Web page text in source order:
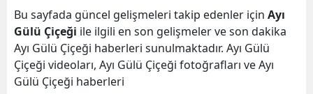
Bu sayfada güncel gelişmeleri takip edenler için Ayı
Gülü Çiçeği ile ilgili en son gelişmeler ve son dakika
Ayı Gülü Çiçeği haberleri sunulmaktadır. Ayı Gülü
Çiçeği videoları, Ayı Gülü Çiçeği fotoğrafları ve Ayı
Gülü Çiçeği haberleri